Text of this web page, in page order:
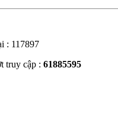
: 117897
truy cập : 61885595